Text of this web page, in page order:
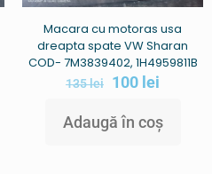
Macara cu motoras usa
dreapta spate VW Sharan
COD- 7M3839402, 1H4959811B
135lei 100 lei
Adaugă în coș